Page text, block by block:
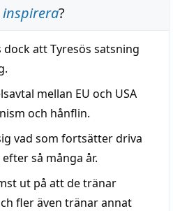
inspirera?
att Tyresös satsning
mellan EU och USA
och hånflin.
vad som fortsätter driva
så många år.
ut på att de tränar
fler även tränar annat